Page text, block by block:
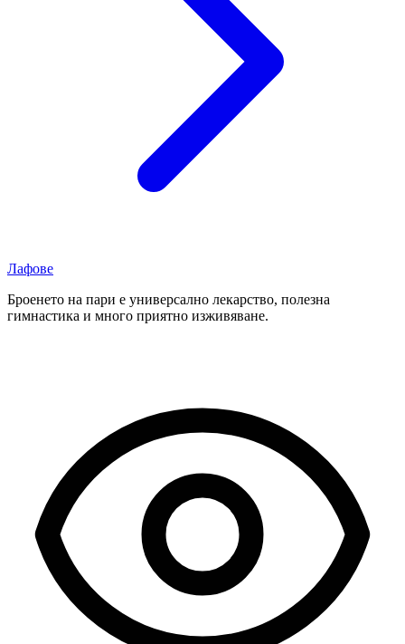
Лафове
Броенето на пари е универсално лекарство, полезна
гимнастика и много приятно изживяване.